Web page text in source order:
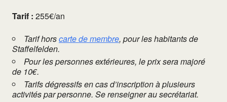
Tarif : 255€/an
Tarif horscarte de membre, pour les habitants de
Staffelfelden.
Pour les personnes extérieures, le prix sera majoré
de 10€.
Tarifs dégressifs en cas d’inscription à plusieurs
activités par personne. Se renseigner au secrétariat.